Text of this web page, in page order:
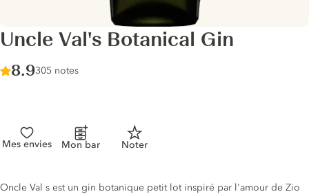
Uncle Val's Botanical Gin
Score :
8.9/ 10
305 notes
Mes envies Mon bar Noter
Description du gin
Oncle Val s est un gin botanique petit lot inspiré par l'amour de Zio